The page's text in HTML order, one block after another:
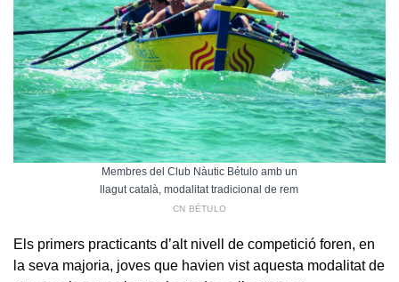
Membres del Club Nàutic Bétulo amb un
llagut català, modalitat tradicional de rem
CN BÉTULO
Els primers practicants d’alt nivell de competició foren, en
la seva majoria, joves que havien vist aquesta modalitat de